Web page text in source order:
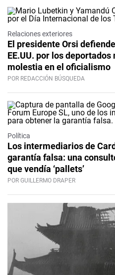
Relaciones exteriores
El presidente Orsi
EE.UU. por los
molestia en el oficialismo
POR REDACCIÓN BÚSQUEDA
Política
Los intermediarios de
garantía falsa: una
que vendía ‘pallets’
POR GUILLERMO DRAPER